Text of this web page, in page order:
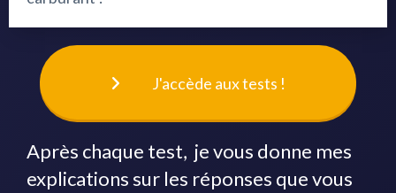
J'accède aux tests !
Après chaque test, je vous donne mes
explications sur les réponses que vous